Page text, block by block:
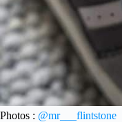
Photos : @mr___flintstone